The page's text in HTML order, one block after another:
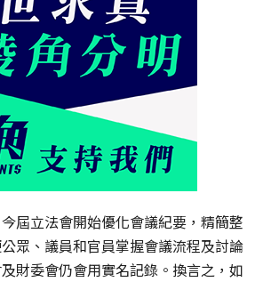
屆立法會開始優化會議紀要，精簡整
眾、議員和官員掌握會議流程及討論
財委會仍會用實名記錄。換言之，如